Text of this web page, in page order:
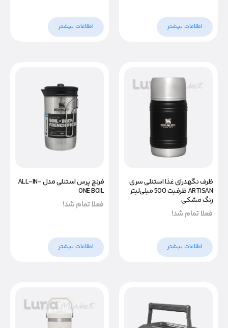
اطلاعات بیشتر اطلاعات بیشتر
ظرف نگهدرای غذا استنلی سری
ARTISAN ظرفیت 500 میلی‌لیتر
رنگ مشکی
فعلا تمام شد!
اطلاعات بیشتر
فرنچ پرس استنلی مدل ALL-IN-
ONE BOIL
فعلا تمام شد!
اطلاعات بیشتر